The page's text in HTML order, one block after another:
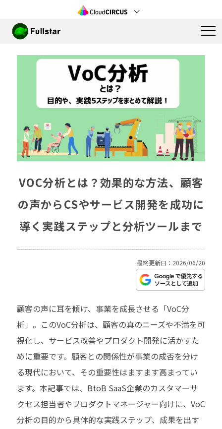
VOC分析とは？効果的な方法、顧客
の声からCSやサービス開発を成功に
導く実践ステップと分析ツールまで
最終更新日：2026/06/20
顧客の声に耳を傾け、事業を成長させる「VoC分
析」。このVoC分析は、顧客の真のニーズや不満を可
視化し、サービス改善やプロダクト開発に活かすた
めに重要です。顧客との関係性が事業の成否を分け
る現代において、その重要性はますます高まってい
ます。本記事では、BtoB SaaS企業のカスタマーサ
クセス担当者やプロダクトマネージャー向けに、VoC
分析の目的から具体的な実践ステップ、成果を出す